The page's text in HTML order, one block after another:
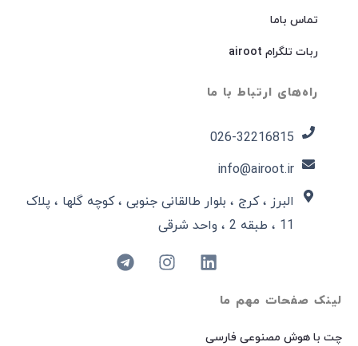
لینک صفحات مهم ما
چت با هوش مصنوعی فارسی
تماس باما
ربات تلگرام airoot
راه‌های ارتباط با ما
026-32216815​
info@airoot.ir
البرز ، کرج ، بلوار طالقانی جنوبی ، کوچه گلها ، پلاک
11 ، طبقه 2 ، واحد شرقی